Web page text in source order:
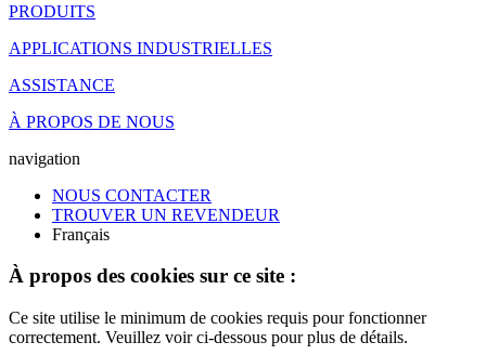
PRODUITS
APPLICATIONS INDUSTRIELLES
ASSISTANCE
À PROPOS DE NOUS
navigation
NOUS CONTACTER
TROUVER UN REVENDEUR
Français
À propos des cookies sur ce site :
Ce site utilise le minimum de cookies requis pour fonctionner
correctement. Veuillez voir ci-dessous pour plus de détails.